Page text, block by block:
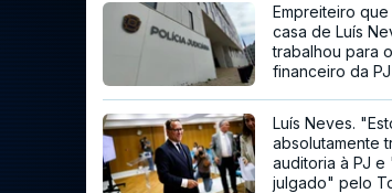
Empreiteiro
casa de Luís
trabalhou para
financeiro da PJ
Luís Neves.
absolutamente
auditoria à PJ
julgado" pelo